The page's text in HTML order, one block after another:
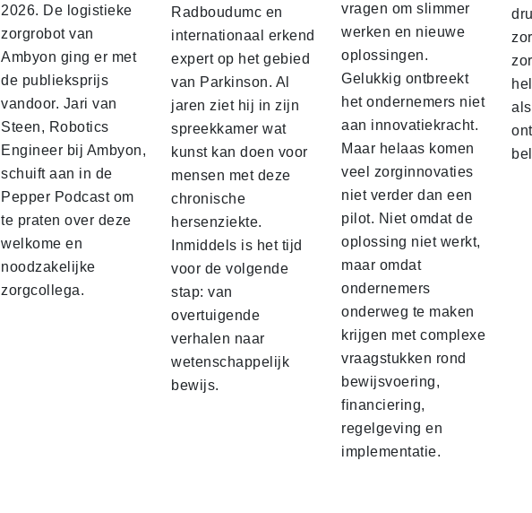
2026. De logistieke
zorgrobot van
Ambyon ging er met
de publieksprijs
vandoor. Jari van
Steen, Robotics
Engineer bij Ambyon,
schuift aan in de
Pepper Podcast om
te praten over deze
welkome en
noodzakelijke
zorgcollega.
Radboudumc en
internationaal erkend
expert op het gebied
van Parkinson. Al
jaren ziet hij in zijn
spreekkamer wat
kunst kan doen voor
mensen met deze
chronische
hersenziekte.
Inmiddels is het tijd
voor de volgende
stap: van
overtuigende
verhalen naar
wetenschappelijk
bewijs.
vragen om slimmer
werken en nieuwe
oplossingen.
Gelukkig ontbreekt
het ondernemers niet
aan innovatiekracht.
Maar helaas komen
veel zorginnovaties
niet verder dan een
pilot. Niet omdat de
oplossing niet werkt,
maar omdat
ondernemers
onderweg te maken
krijgen met complexe
vraagstukken rond
bewijsvoering,
financiering,
regelgeving en
implementatie.